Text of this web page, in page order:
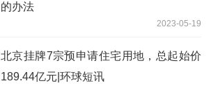
的办法
2023-05-19
北京挂牌7宗预申请住宅用地，总起始价
189.44亿元|环球短讯